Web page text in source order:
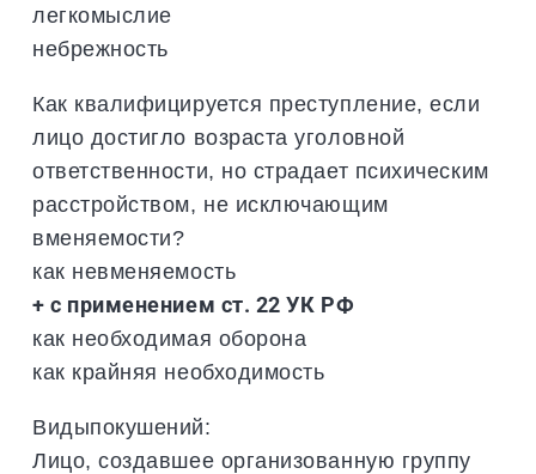
легкомыслие
небрежность
Как квалифицируется преступление, если
лицо достигло возраста уголовной
ответственности, но страдает психическим
расстройством, не исключающим
вменяемости?
как невменяемость
+ с применением ст. 22 УК РФ
как необходимая оборона
как крайняя необходимость
Видыпокушений:
Лицо, создавшее организованную группу